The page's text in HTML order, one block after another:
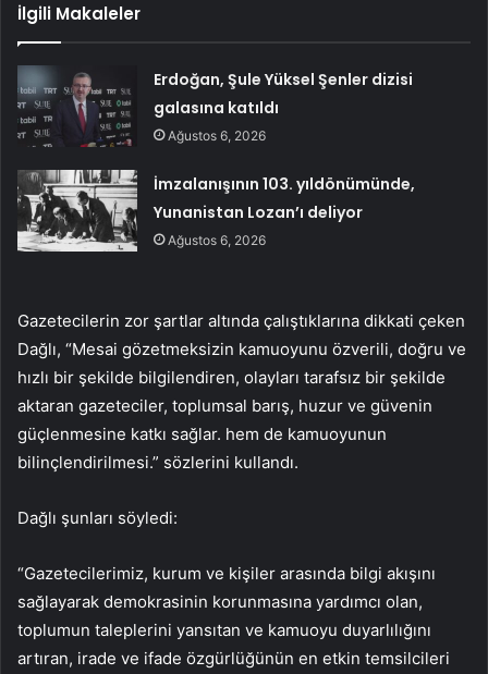
İlgili Makaleler
Erdoğan, Şule Yüksel Şenler dizisi
galasına katıldı
Ağustos 6, 2026
İmzalanışının 103. yıldönümünde,
Yunanistan Lozan’ı deliyor
Ağustos 6, 2026
Gazetecilerin zor şartlar altında çalıştıklarına dikkati çeken
Dağlı, “Mesai gözetmeksizin kamuoyunu özverili, doğru ve
hızlı bir şekilde bilgilendiren, olayları tarafsız bir şekilde
aktaran gazeteciler, toplumsal barış, huzur ve güvenin
güçlenmesine katkı sağlar. hem de kamuoyunun
bilinçlendirilmesi.” sözlerini kullandı.
Dağlı şunları söyledi:
“Gazetecilerimiz, kurum ve kişiler arasında bilgi akışını
sağlayarak demokrasinin korunmasına yardımcı olan,
toplumun taleplerini yansıtan ve kamuoyu duyarlılığını
artıran, irade ve ifade özgürlüğünün en etkin temsilcileri